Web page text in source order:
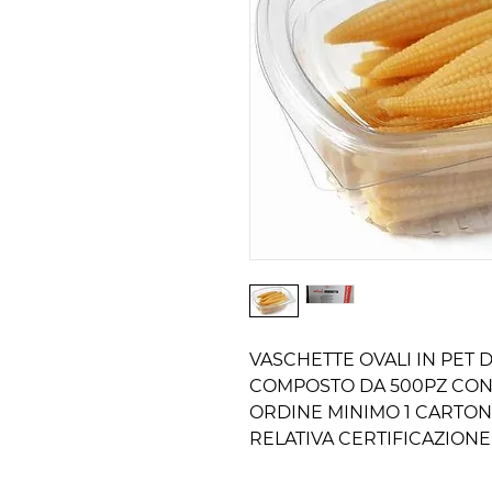
VASCHETTE OVALI IN PET
COMPOSTO DA 500PZ
ORDINE MINIMO 1
RELATIVA